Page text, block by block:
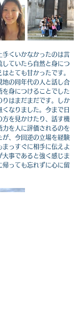
くいかなかったのは言
していたら自然と身につ
とても甘かったです。
地の同年代の人と話し合
を身につけることでした
りはまだまだです。しか
なりました。今まで日
方を見かけたり、話す機
を人に評価されるのを
が、今回逆の立場を経験
まっすぐに相手に伝えよ
大事であると強く感じま
帰っても忘れずに心に留